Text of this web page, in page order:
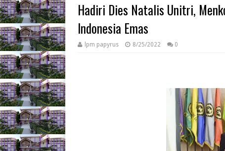
Hadiri Dies Natalis Unitri,
Indonesia Emas
lpm papyrus 8/25/2022 0